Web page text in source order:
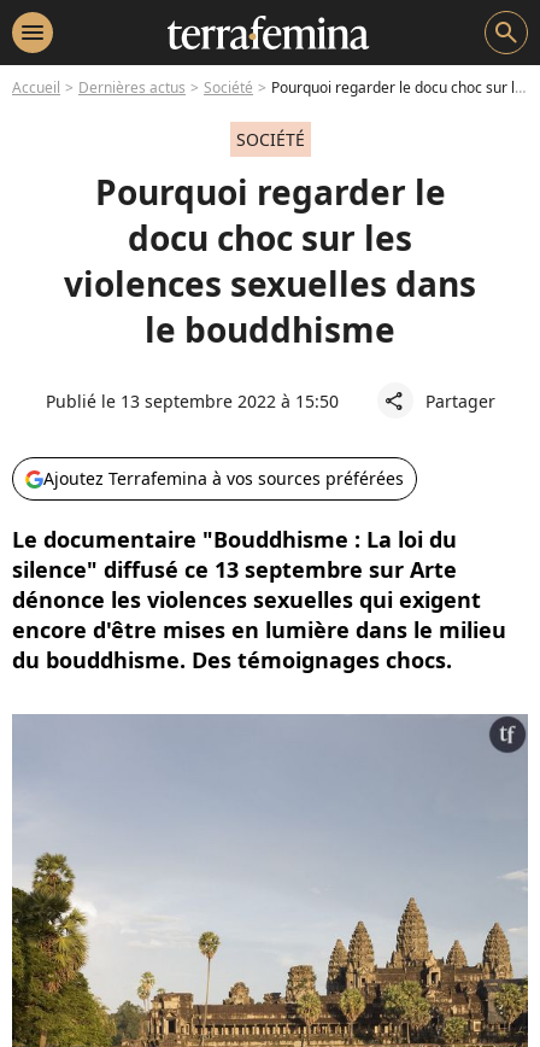
menu search
Accueil Dernières actus Société Pourquoi regarder le docu choc sur les violences sexuelles dans le bouddhisme
SOCIÉTÉ
Pourquoi regarder le
docu choc sur les
violences sexuelles dans
le bouddhisme
Publié le 13 septembre 2022 à 15:50 share Partager
Ajoutez Terrafemina à vos sources préférées
Le documentaire "Bouddhisme : La loi du
silence" diffusé ce 13 septembre sur Arte
dénonce les violences sexuelles qui exigent
encore d'être mises en lumière dans le milieu
du bouddhisme. Des témoignages chocs.